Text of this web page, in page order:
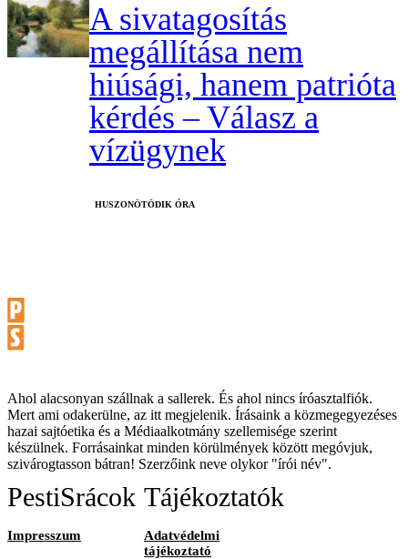
A sivatagosítás
megállítása nem
hiúsági, hanem patrióta
kérdés – Válasz a
vízügynek
HUSZONÖTÖDIK ÓRA
Ahol alacsonyan szállnak a sallerek. És ahol nincs íróasztalfiók.
Mert ami odakerülne, az itt megjelenik. Írásaink a közmegegyezéses
hazai sajtóetika és a Médiaalkotmány szellemisége szerint
készülnek. Forrásainkat minden körülmények között megóvjuk,
szivárogtasson bátran! Szerzőink neve olykor "írói név".
PestiSrácok
Impresszum
Tájékoztatók
Adatvédelmi
tájékoztató